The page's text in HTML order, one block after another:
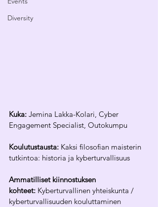
Diversity
Kuka: Jemina Lakka-Kolari, Cyber
Engagement Specialist, Outokumpu
Koulutustausta: Kaksi filosofian maisterin
tutkintoa: historia ja kyberturvallisuus
Ammatilliset kiinnostuksen
kohteet: Kyberturvallinen yhteiskunta /
kyberturvallisuuden kouluttaminen